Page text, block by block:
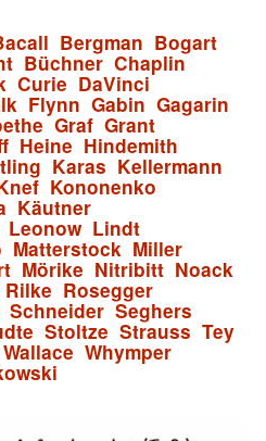
Bergman Bogart
Büchner Chaplin
Curie DaVinci
Flynn Gabin Gagarin
Graf Grant
Heine Hindemith
Karas Kellermann
Kononenko
Käutner
Leonow Lindt
Matterstock Miller
Mörike Nitribitt Noack
Rilke Rosegger
Schneider Seghers
Stoltze Strauss Tey
Wallace Whymper